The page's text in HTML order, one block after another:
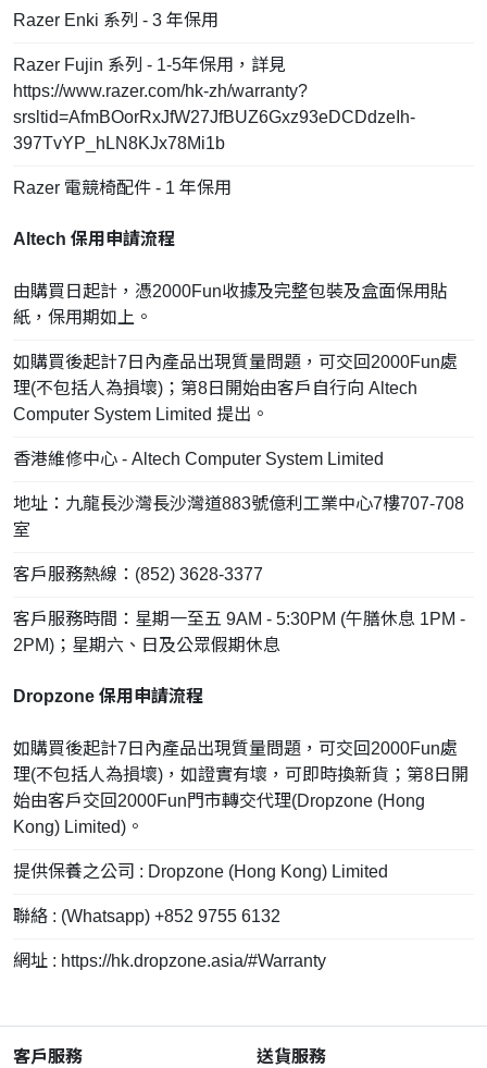
Razer Enki 系列 - 3 年保用
Razer Fujin 系列 - 1-5年保用，詳見
https://www.razer.com/hk-zh/warranty?
srsltid=AfmBOorRxJfW27JfBUZ6Gxz93eDCDdzeIh-
397TvYP_hLN8KJx78Mi1b
Razer 電競椅配件 - 1 年保用
Altech 保用申請流程
由購買日起計，憑2000Fun收據及完整包裝及盒面保用貼
紙，保用期如上。
如購買後起計7日內產品出現質量問題，可交回2000Fun處
理(不包括人為損壞)；第8日開始由客戶自行向 Altech
Computer System Limited 提出。
香港維修中心 - Altech Computer System Limited
地址：九龍長沙灣長沙灣道883號億利工業中心7樓707-708
室
客戶服務熱線：(852) 3628-3377
客戶服務時間：星期一至五 9AM - 5:30PM (午膳休息 1PM -
2PM)；星期六、日及公眾假期休息
Dropzone 保用申請流程
如購買後起計7日內產品出現質量問題，可交回2000Fun處
理(不包括人為損壞)，如證實有壞，可即時換新貨；第8日開
始由客戶交回2000Fun門市轉交代理(Dropzone (Hong
Kong) Limited)。
提供保養之公司 : Dropzone (Hong Kong) Limited
聯絡 : (Whatsapp) +852 9755 6132
網址 : https://hk.dropzone.asia/#Warranty
客戶服務 送貨服務